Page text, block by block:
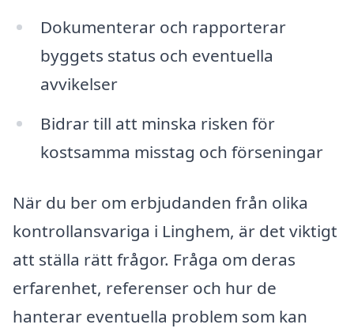
Dokumenterar och rapporterar
byggets status och eventuella
avvikelser
Bidrar till att minska risken för
kostsamma misstag och förseningar
När du ber om erbjudanden från olika
kontrollansvariga i Linghem, är det viktigt
att ställa rätt frågor. Fråga om deras
erfarenhet, referenser och hur de
hanterar eventuella problem som kan